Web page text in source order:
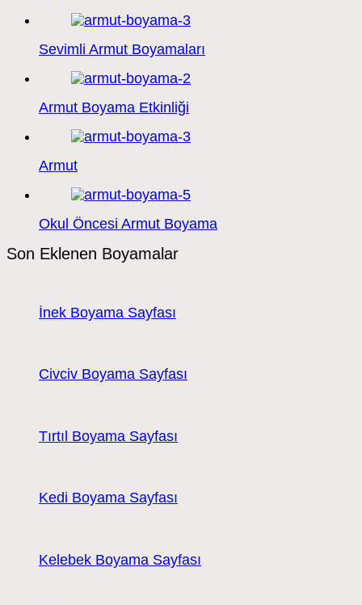
Sevimli Armut Boyamaları
Armut Boyama Etkinliği
Armut
Okul Öncesi Armut Boyama
Son Eklenen Boyamalar
İnek Boyama Sayfası
Civciv Boyama Sayfası
Tırtıl Boyama Sayfası
Kedi Boyama Sayfası
Kelebek Boyama Sayfası